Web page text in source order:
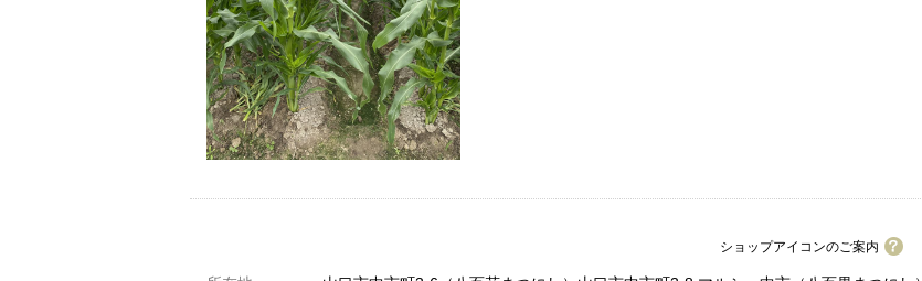
ショップアイコンのご案内
共通駐車券加盟店
ワイワイカード加盟店